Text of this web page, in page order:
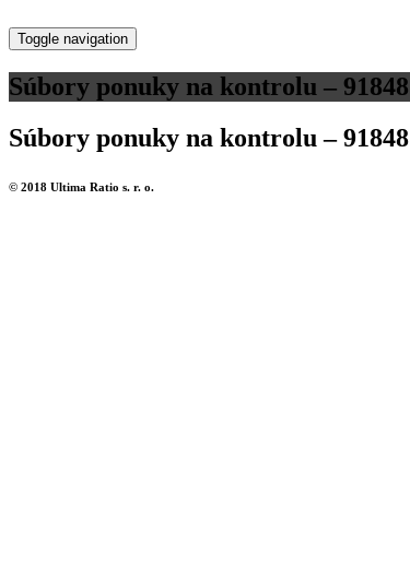
Toggle navigation
Súbory ponuky na kontrolu – 91848
Súbory ponuky na kontrolu – 91848
© 2018 Ultima Ratio s. r. o.